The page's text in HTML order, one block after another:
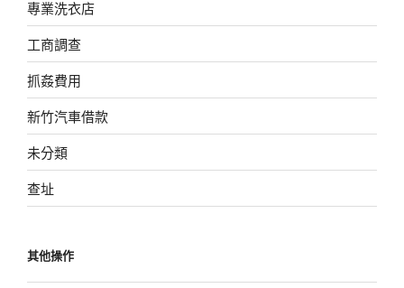
專業洗衣店
工商調查
抓姦費用
新竹汽車借款
未分類
查址
其他操作